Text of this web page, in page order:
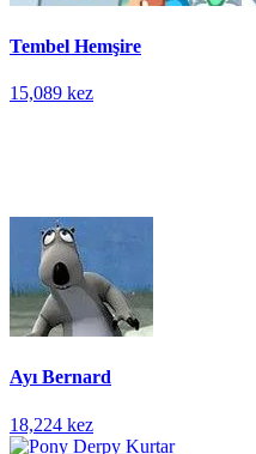
Tembel Hemşire
15,089 kez
Ayı Bernard
18,224 kez